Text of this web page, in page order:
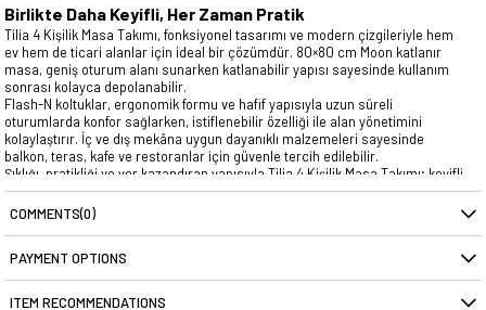
Birlikte Daha Keyifli, Her Zaman Pratik
Tilia 4 Kişilik Masa Takımı, fonksiyonel tasarımı ve modern çizgileriyle hem
ev hem de ticari alanlar için ideal bir çözümdür. 80×80 cm Moon katlanır
masa, geniş oturum alanı sunarken katlanabilir yapısı sayesinde kullanım
sonrası kolayca depolanabilir.
Flash-N koltuklar, ergonomik formu ve hafif yapısıyla uzun süreli
oturumlarda konfor sağlarken, istiflenebilir özelliği ile alan yönetimini
kolaylaştırır. İç ve dış mekâna uygun dayanıklı malzemeleri sayesinde
balkon, teras, kafe ve restoranlar için güvenle tercih edilebilir.
Şıklığı, pratikliği ve yer kazandıran yapısıyla Tilia 4 Kişilik Masa Takımı; keyifli
buluşmalar ve profesyonel kullanımlar için akıllı bir tercihtir.
COMMENTS(0)
PAYMENT OPTIONS
ITEM RECOMMENDATIONS